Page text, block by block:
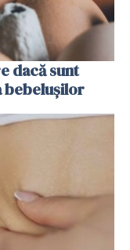
dacă sunt
bebelușilor